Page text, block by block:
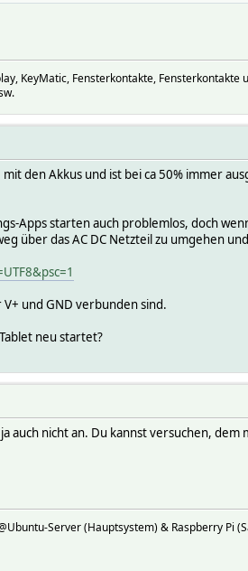
KeyMatic, Fensterkontakte, Fensterkontakte
den Akkus und ist bei ca 50% immer
Apps starten auch problemlos, doch
über das AC DC Netzteil zu umgehen
und GND verbunden sind.
neu startet?
auch nicht an. Du kannst versuchen, dem
Server (Hauptsystem) & Raspberry Pi